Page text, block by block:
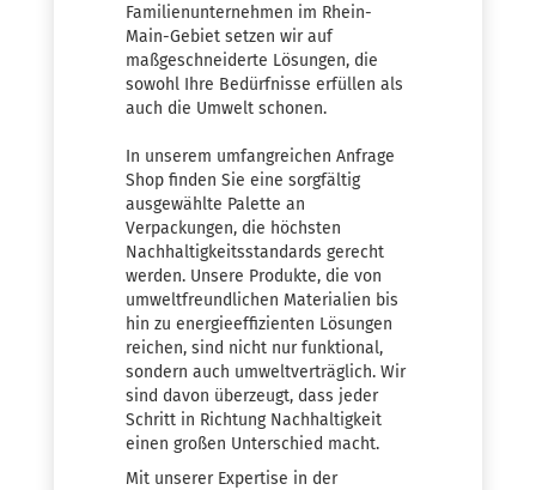
Familienunternehmen im Rhein-
Main-Gebiet setzen wir auf
maßgeschneiderte Lösungen, die
sowohl Ihre Bedürfnisse erfüllen als
auch die Umwelt schonen.
In unserem umfangreichen Anfrage
Shop finden Sie eine sorgfältig
ausgewählte Palette an
Verpackungen, die höchsten
Nachhaltigkeitsstandards gerecht
werden. Unsere Produkte, die von
umweltfreundlichen Materialien bis
hin zu energieeffizienten Lösungen
reichen, sind nicht nur funktional,
sondern auch umweltverträglich. Wir
sind davon überzeugt, dass jeder
Schritt in Richtung Nachhaltigkeit
einen großen Unterschied macht.
Mit unserer Expertise in der